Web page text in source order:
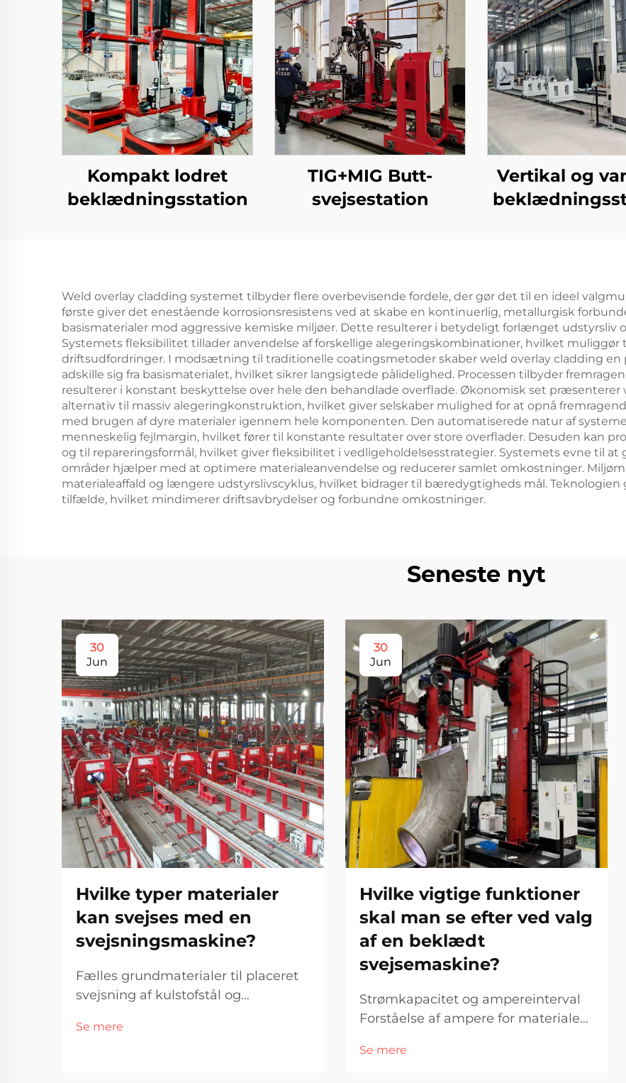
Kompakt lodret
beklædningsstation
TIG+MIG Butt-
svejsestation
Vertikal og
Weld overlay cladding systemet tilbyder flere overbevisende fordele, der gør det til en ideel
første giver det enestående korrosionsresistens ved at skabe en kontinuerlig, metallurgisk
basismaterialer mod aggressive kemiske miljøer. Dette resulterer i betydeligt forlænget udstyrsliv
Systemets fleksibilitet tillader anvendelse af forskellige alegeringskombinationer, hvilket muliggør
driftsudfordringer. I modsætning til traditionelle coatingsmetoder skaber weld overlay cladding en
adskille sig fra basismaterialet, hvilket sikrer langsigtede pålidelighed. Processen tilbyder
resulterer i konstant beskyttelse over hele den behandlade overflade. Økonomisk set
alternativ til massiv alegeringkonstruktion, hvilket giver selskaber mulighed for at opnå
med brugen af dyre materialer igennem hele komponenten. Den automatiserede natur af
menneskelig fejlmargin, hvilket fører til konstante resultater over store overflader. Desuden kan
og til repareringsformål, hvilket giver fleksibilitet i vedligeholdelsesstrategier. Systemets evne til at
områder hjælper med at optimere materialeanvendelse og reducerer samlet omkostninger.
materialeaffald og længere udstyrslivscyklus, hvilket bidrager til bæredygtigheds mål.
tilfælde, hvilket mindimerer driftsavbrydelser og forbundne omkostninger.
Seneste nyt
30
Jun
Hvilke typer materialer
kan svejses med en
svejsningsmaskine?
Fælles grundmaterialer til placeret
svejsning af kulstofstål og
det foretrukne grundmateriale til
Se mere
30
Jun
Hvilke vigtige funktioner
skal man se efter ved valg
af en beklædt
svejsemaskine?
Strømkapacitet og ampereinterval
Forståelse af ampere for materiale
svejsning af forskellige materiale
Se mere